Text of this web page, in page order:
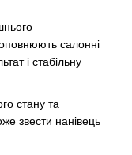
салонні
і стабільну
стану та
звести нанівець